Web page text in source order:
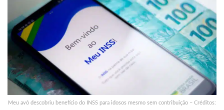
Meu avô descobriu benefício do INSS para idosos mesmo sem contribuição – Créditos: